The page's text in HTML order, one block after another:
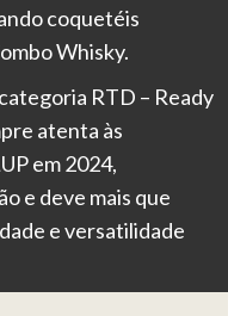
coquetéis
Whisky.
RTD – Ready
atenta às
em 2024,
e deve mais que
e versatilidade